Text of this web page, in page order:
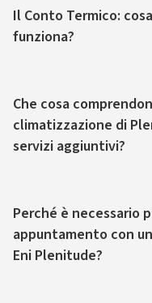
Il Conto Termico:
funziona?
Che cosa
climatizzazione di
servizi aggiuntivi?
Perché è necessario
appuntamento con
Eni Plenitude?